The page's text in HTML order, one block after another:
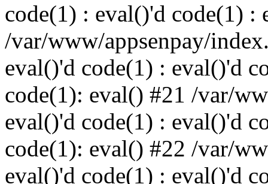
code(1) : eval()'d code(1) :
/var/www/appsenpay/
eval()'d code(1) : eval()'d
code(1): eval() #21 /var/
eval()'d code(1) : eval()'d
code(1): eval() #22 /var/
eval()'d code(1) : eval()'d